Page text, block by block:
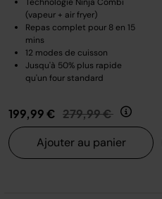
(vapeur + air fryer)
Repas complet pour 8 en 15
mins
12 modes de cuisson
Jusqu'à 50% plus rapide
qu'un four standard
199,99 € Prix réduit de
279,99 € au
Ajouter au panier